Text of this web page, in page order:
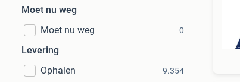
Moet nu weg
Moet nu weg
0
Levering
Ophalen
9.354